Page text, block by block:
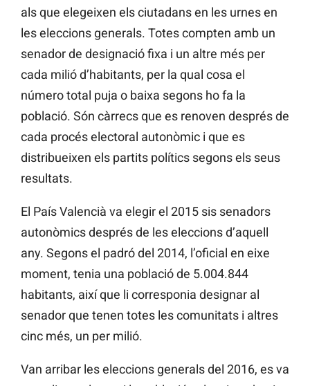
als que elegeixen els ciutadans en les urnes en
les eleccions generals. Totes compten amb un
senador de designació fixa i un altre més per
cada milió d’habitants, per la qual cosa el
número total puja o baixa segons ho fa la
població. Són càrrecs que es renoven després de
cada procés electoral autonòmic i que es
distribueixen els partits polítics segons els seus
resultats.
El País Valencià va elegir el 2015 sis senadors
autonòmics després de les eleccions d’aquell
any. Segons el padró del 2014, l’oficial en eixe
moment, tenia una població de 5.004.844
habitants, així que li corresponia designar al
senador que tenen totes les comunitats i altres
cinc més, un per milió.
Van arribar les eleccions generals del 2016, es va